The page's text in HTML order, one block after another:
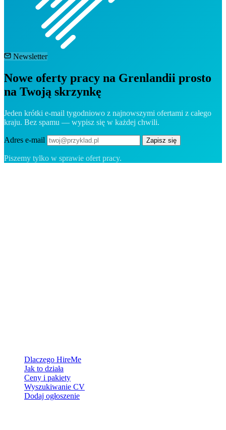
Newsletter
Nowe oferty pracy na Grenlandii prosto
na Twoją skrzynkę
Jeden krótki e-mail tygodniowo z najnowszymi ofertami z całego
kraju. Bez spamu — wypisz się w każdej chwili.
Adres e-mail Zapisz się
Piszemy tylko w sprawie ofert pracy.
Dlaczego HireMe
Jak to działa
Ceny i pakiety
Wyszukiwanie CV
Dodaj ogłoszenie